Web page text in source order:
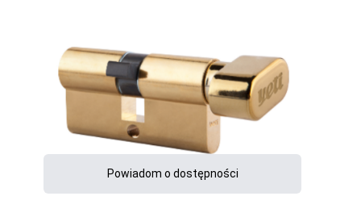
Powiadom o dostępności